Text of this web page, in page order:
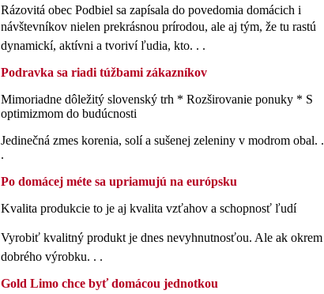
Rázovitá obec Podbiel sa zapísala do povedomia domácich i
návštevníkov nielen prekrásnou prírodou, ale aj tým, že tu rastú
dynamickí, aktívni a tvoriví ľudia, kto. . .
Podravka sa riadi túžbami zákazníkov
Mimoriadne dôležitý slovenský trh * Rozširovanie ponuky * S
optimizmom do budúcnosti
Jedinečná zmes korenia, solí a sušenej zeleniny v modrom obal. .
.
Po domácej méte sa upriamujú na európsku
Kvalita produkcie to je aj kvalita vzťahov a schopnosť ľudí
Vyrobiť kvalitný produkt je dnes nevyhnutnosťou. Ale ak okrem
dobrého výrobku. . .
Gold Limo chce byť domácou jednotkou